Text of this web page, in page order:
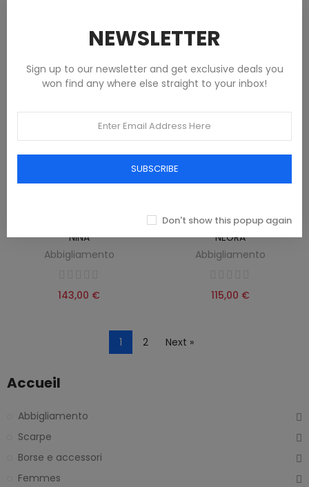
NIÑA
Abbigliamento
143,00 €
CHAQUETA JORDAN PARA NIÑA,
NEGRA
Abbigliamento
115,00 €
1 2 Next »
Accueil
Abbigliamento
Scarpe
Borse e accessori
Femmes
NEWSLETTER
Sign up to our newsletter and get exclusive deals you
won find any where else straight to your inbox!
SUBSCRIBE
Don't show this popup again